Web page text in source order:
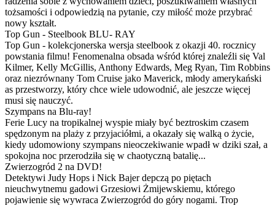
tożsamości i odpowiedzią na pytanie, czy miłość może przybrać
nowy kształt.
Top Gun - Steelbook BLU- RAY
Top Gun - kolekcjonerska wersja steelbook z okazji 40. rocznicy
powstania filmu! Fenomenalna obsada wśród której znaleźli się Val
Kilmer, Kelly McGillis, Anthony Edwards, Meg Ryan, Tim Robbins
oraz niezrównany Tom Cruise jako Maverick, młody amerykański
as przestworzy, który chce wiele udowodnić, ale jeszcze więcej
musi się nauczyć.
Szympans na Blu-ray!
Ferie Lucy na tropikalnej wyspie miały być beztroskim czasem
spędzonym na plaży z przyjaciółmi, a okazały się walką o życie,
kiedy udomowiony szympans nieoczekiwanie wpadł w dziki szał, a
spokojna noc przerodziła się w chaotyczną batalię...
Zwierzogród 2 na DVD!
Detektywi Judy Hops i Nick Bajer depczą po piętach
nieuchwytnemu gadowi Grzesiowi Żmijewskiemu, którego
pojawienie się wywraca Zwierzogród do góry nogami. Trop